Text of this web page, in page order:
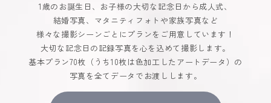
1歳のお誕生日、お子様の大切な記念日から成人式、
結婚写真、マタニティフォトや家族写真など
様々な撮影シーンごとにプランをご用意しています！
大切な記念日の記録写真を心を込めて撮影します。
基本プラン70枚（うち10枚は色加工したアートデータ）の
写真を全てデータでお渡しします。